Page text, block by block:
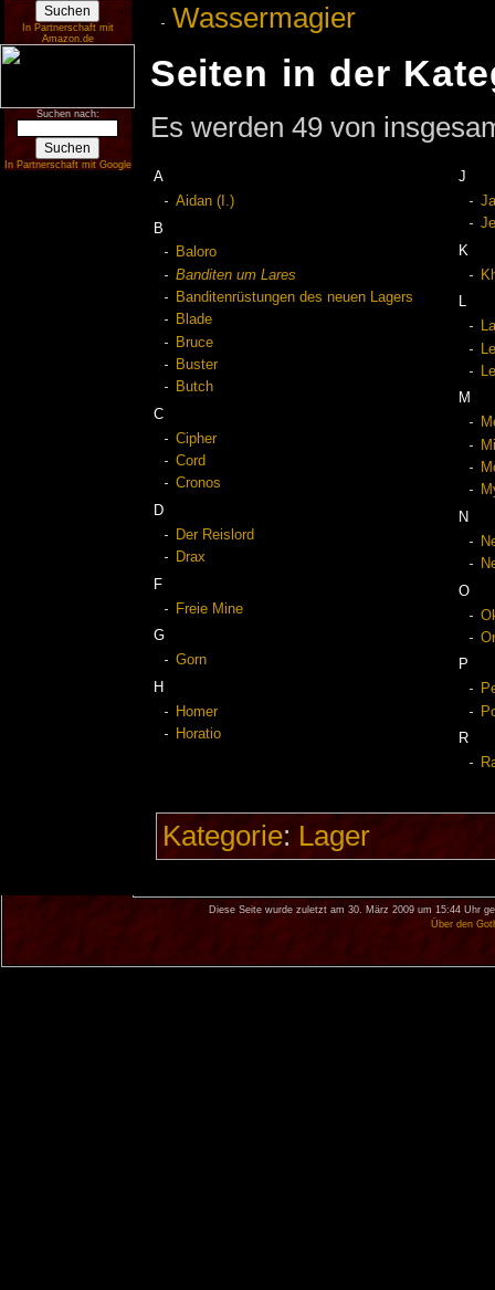
In Partnerschaft mit
Amazon.de
Suchen nach:
In Partnerschaft mit Google
Wassermagier
Seiten in der
Es werden 49 von
A
Aidan (I.)
B
Baloro
Banditen um Lares
Banditenrüstungen des neuen Lagers
Blade
Bruce
Buster
Butch
C
Cipher
Cord
Cronos
D
Der Reislord
Drax
F
Freie Mine
G
Gorn
H
Homer
Horatio
J
K
L
M
N
O
P
R
Kategorie: Lager
Diese Seite wurde zuletzt am 30. März 2009 um 15:44 Uhr
Über den